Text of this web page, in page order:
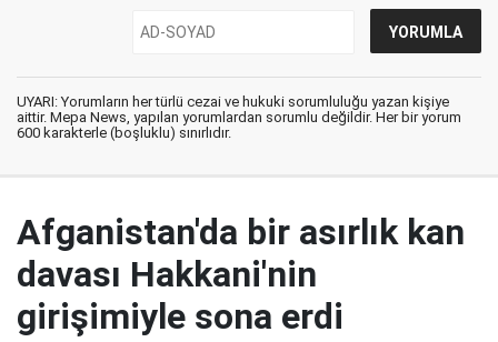
UYARI: Yorumların her türlü cezai ve hukuki sorumluluğu yazan kişiye
aittir. Mepa News, yapılan yorumlardan sorumlu değildir. Her bir yorum
600 karakterle (boşluklu) sınırlıdır.
Afganistan'da bir asırlık kan
davası Hakkani'nin
girişimiyle sona erdi